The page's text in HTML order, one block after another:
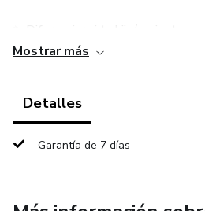
gestáltico.
Lenguaje (ANL) se encuentra.
✨ Conocer estrategias prácticas
Mostrar más
Detalles
Garantía de 7 días